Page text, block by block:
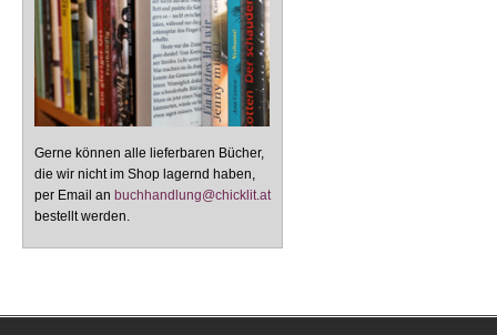
Gerne können alle lieferbaren Bücher,
die wir nicht im Shop lagernd haben,
per Email an buchhandlung@chicklit.at
bestellt werden.